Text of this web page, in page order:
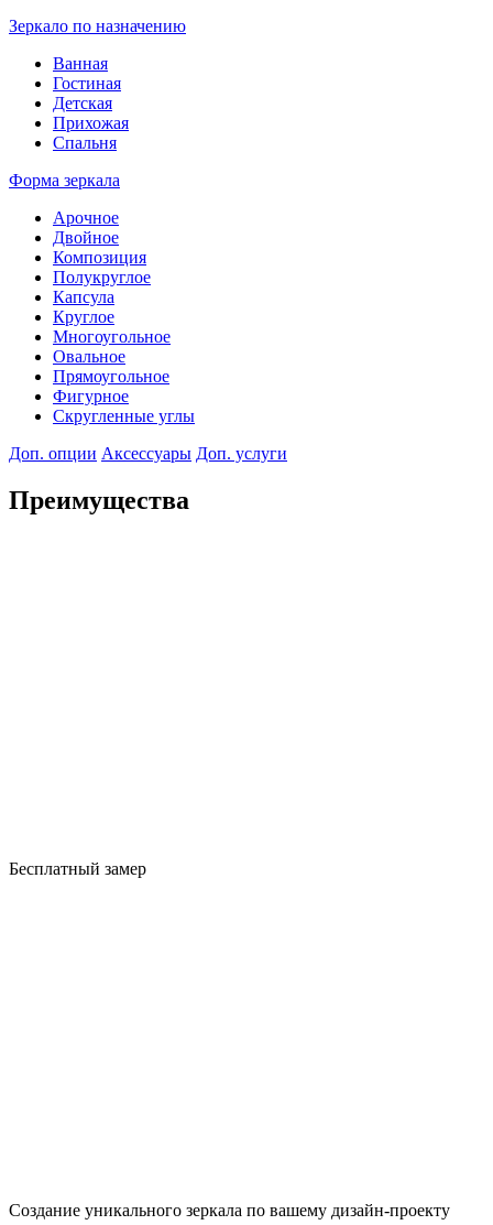
Зеркало по назначению
Ванная
Гостиная
Детская
Прихожая
Спальня
Форма зеркала
Арочное
Двойное
Композиция
Полукруглое
Капсула
Круглое
Многоугольное
Овальное
Прямоугольное
Фигурное
Скругленные углы
Доп. опции Аксессуары Доп. услуги
Преимущества
Бесплатный замер
Создание уникального зеркала по вашему дизайн-проекту